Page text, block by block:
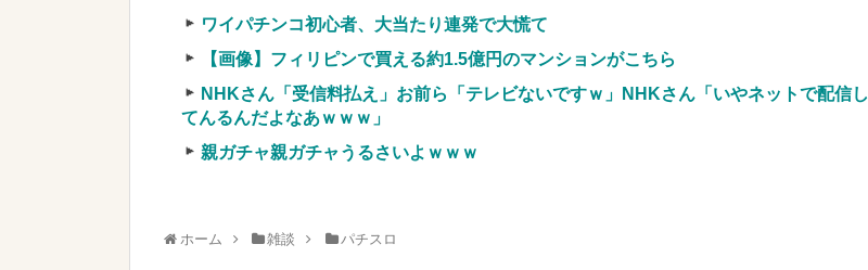
Powered by livedoor 相互RSS
ワイパチンコ初心者、大当たり連発で大慌て
【画像】フィリピンで買える約1.5億円のマンションがこちら
NHKさん「受信料払え」お前ら「テレビないですｗ」NHKさん「いやネットで配信し
てんるんだよなあｗｗｗ」
親ガチャ親ガチャうるさいよｗｗｗ
ホーム 雑談 パチスロ